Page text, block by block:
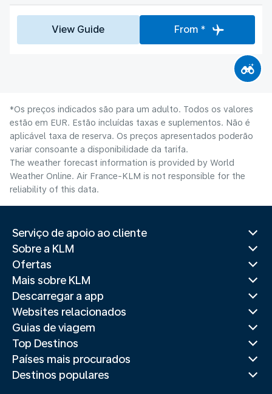
View Guide From *
*Os preços indicados são para um adulto. Todos os valores
estão em EUR. Estão incluídas taxas e suplementos. Não é
aplicável taxa de reserva. Os preços apresentados poderão
variar consoante a disponibilidade da tarifa.
The weather forecast information is provided by World
Weather Online. Air France-KLM is not responsible for the
reliability of this data.
Serviço de apoio ao cliente
Sobre a KLM
Ofertas
Mais sobre KLM
Descarregar a app
Websites relacionados
Guias de viagem
Top Destinos
Países mais procurados
Destinos populares